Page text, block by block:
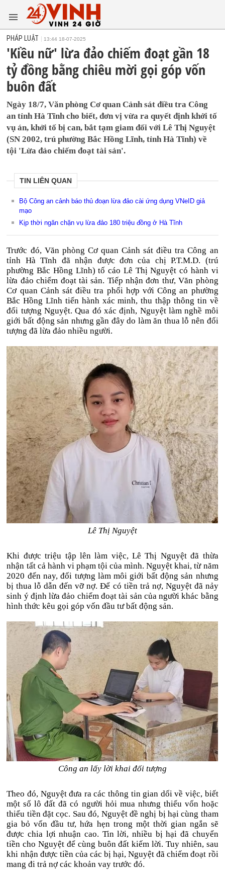
PHÁP LUẬT 13:44 18-07-2025
'Kiều nữ' lừa đảo chiếm đoạt gần 18
tỷ đồng bằng chiêu mời gọi góp vốn
buôn đất
Ngày 18/7, Văn phòng Cơ quan Cảnh sát điều tra Công
an tỉnh Hà Tĩnh cho biết, đơn vị vừa ra quyết định khởi tố
vụ án, khởi tố bị can, bắt tạm giam đối với Lê Thị Nguyệt
(SN 2002, trú phường Bắc Hồng Lĩnh, tỉnh Hà Tĩnh) về
tội 'Lừa đảo chiếm đoạt tài sản'.
TIN LIÊN QUAN
Bộ Công an cảnh báo thủ đoạn lừa đảo cài ứng dụng VNeID giả
mạo
Kịp thời ngăn chặn vụ lừa đảo 180 triệu đồng ở Hà Tĩnh
Trước đó, Văn phòng Cơ quan Cảnh sát điều tra Công an
tỉnh Hà Tĩnh đã nhận được đơn của chị P.T.M.D. (trú
phường Bắc Hồng Lĩnh) tố cáo Lê Thị Nguyệt có hành vi
lừa đảo chiếm đoạt tài sản. Tiếp nhận đơn thư, Văn phòng
Cơ quan Cảnh sát điều tra phối hợp với Công an phường
Bắc Hồng Lĩnh tiến hành xác minh, thu thập thông tin về
đối tượng Nguyệt. Qua đó xác định, Nguyệt làm nghề môi
giới bất động sản nhưng gần đây do làm ăn thua lỗ nên đối
tượng đã lừa đảo nhiều người.
Lê Thị Nguyệt
Khi được triệu tập lên làm việc, Lê Thị Nguyệt đã thừa
nhận tất cả hành vi phạm tội của mình. Nguyệt khai, từ năm
2020 đến nay, đối tượng làm môi giới bất động sản nhưng
bị thua lỗ dẫn đến vỡ nợ. Để có tiền trả nợ, Nguyệt đã nảy
sinh ý định lừa đảo chiếm đoạt tài sản của người khác bằng
hình thức kêu gọi góp vốn đầu tư bất động sản.
Công an lấy lời khai đối tượng
Theo đó, Nguyệt đưa ra các thông tin gian dối về việc, biết
một số lô đất đã có người hỏi mua nhưng thiếu vốn hoặc
thiếu tiền đặt cọc. Sau đó, Nguyệt đề nghị bị hại cùng tham
gia bỏ vốn đầu tư, hứa hẹn trong một thời gian ngắn sẽ
được chia lợi nhuận cao. Tin lời, nhiều bị hại đã chuyển
tiền cho Nguyệt để cùng buôn đất kiếm lời. Tuy nhiên, sau
khi nhận được tiền của các bị hại, Nguyệt đã chiếm đoạt rồi
mang đi trả nợ các khoản vay trước đó.